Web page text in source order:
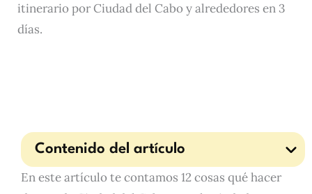
itinerario por Ciudad del Cabo y alrededores en 3
días.
Contenido del artículo
En este artículo te contamos 12 cosas qué hacer